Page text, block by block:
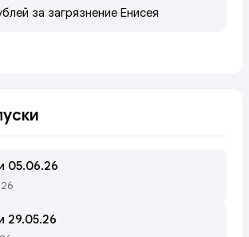
за загрязнение Енисея
05.06.26
29.05.26